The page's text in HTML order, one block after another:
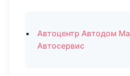
Автоцентр Автодом
Автосервис